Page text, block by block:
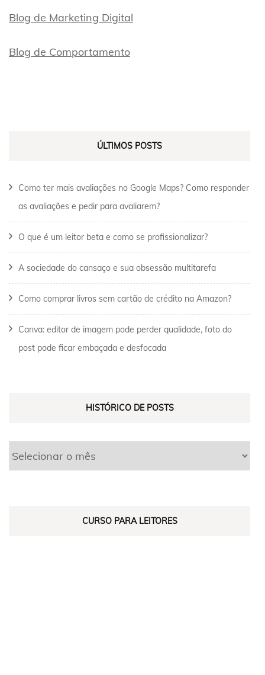
Blog de Marketing Digital
Blog de Comportamento
ÚLTIMOS POSTS
Como ter mais avaliações no Google Maps? Como responder
as avaliações e pedir para avaliarem?
O que é um leitor beta e como se profissionalizar?
A sociedade do cansaço e sua obsessão multitarefa
Como comprar livros sem cartão de crédito na Amazon?
Canva: editor de imagem pode perder qualidade, foto do
post pode ficar embaçada e desfocada
HISTÓRICO DE POSTS
CURSO PARA LEITORES